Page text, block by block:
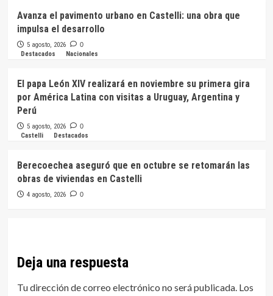
Avanza el pavimento urbano en Castelli: una obra que
impulsa el desarrollo
5 agosto, 2026 0
Destacados Nacionales
El papa León XIV realizará en noviembre su primera gira
por América Latina con visitas a Uruguay, Argentina y
Perú
5 agosto, 2026 0
Castelli Destacados
Berecoechea aseguró que en octubre se retomarán las
obras de viviendas en Castelli
4 agosto, 2026 0
Deja una respuesta
Tu dirección de correo electrónico no será publicada. Los